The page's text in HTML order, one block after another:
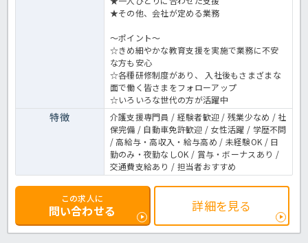
★その他、会社が定める業務
～ポイント～
☆きめ細やかな教育支援を実施で業務に不安
な方も安心
☆各種研修制度があり、 入社後もさまざまな
面で働く皆さまをフォローアップ
☆いろいろな世代の方が活躍中
特徴
介護支援専門員 / 経験者歓迎 / 残業少なめ / 社
保完備 / 自動車免許歓迎 / 女性活躍 / 学歴不問
/ 高給与・高収入・給与高め / 未経験OK / 日
勤のみ・夜勤なしOK / 賞与・ボーナスあり /
交通費支給あり / 担当者おすすめ
この求人に
問い合わせる 詳細を見る